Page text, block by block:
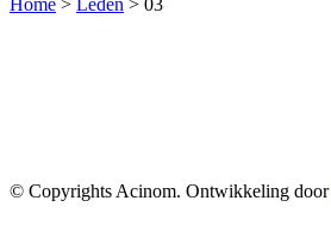
© Copyrights Acinom. Ontwikkeling door